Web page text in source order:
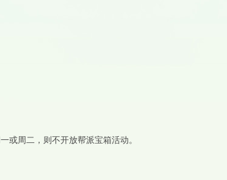
或周二，则不开放帮派宝箱活动。